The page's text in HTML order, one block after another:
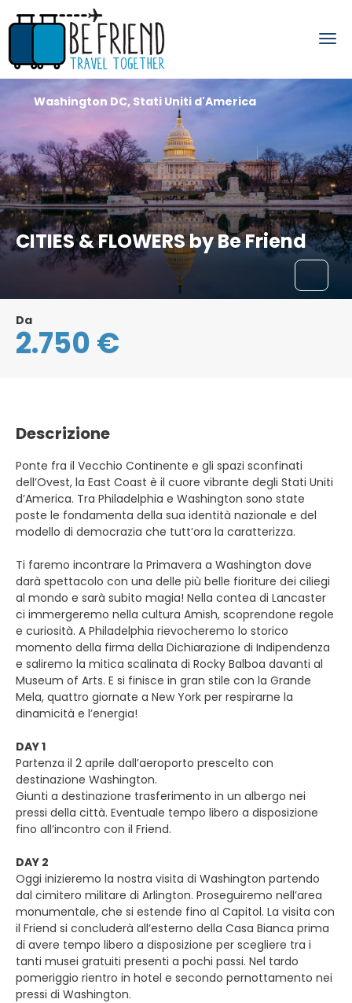
CITIES & FLOWERS by Be Friend
Washington DC, Stati Uniti d'America
Da
2.750 €
Descrizione
Ponte fra il Vecchio Continente e gli spazi sconfinati
dell’Ovest, la East Coast è il cuore vibrante degli Stati Uniti
d’America. Tra Philadelphia e Washington sono state
poste le fondamenta della sua identità nazionale e del
modello di democrazia che tutt’ora la caratterizza.
Ti faremo incontrare la Primavera a Washington dove
darà spettacolo con una delle più belle fioriture dei ciliegi
al mondo e sarà subito magia! Nella contea di Lancaster
ci immergeremo nella cultura Amish, scoprendone regole
e curiosità. A Philadelphia rievocheremo lo storico
momento della firma della Dichiarazione di Indipendenza
e saliremo la mitica scalinata di Rocky Balboa davanti al
Museum of Arts. E si finisce in gran stile con la Grande
Mela, quattro giornate a New York per respirarne la
dinamicità e l’energia!
DAY 1
Partenza il 2 aprile dall’aeroporto prescelto con
destinazione Washington.
Giunti a destinazione trasferimento in un albergo nei
pressi della città. Eventuale tempo libero a disposizione
fino all’incontro con il Friend.
DAY 2
Oggi inizieremo la nostra visita di Washington partendo
dal cimitero militare di Arlington. Proseguiremo nell’area
monumentale, che si estende fino al Capitol. La visita con
il Friend si concluderà all’esterno della Casa Bianca prima
di avere tempo libero a disposizione per scegliere tra i
tanti musei gratuiti presenti a pochi passi. Nel tardo
pomeriggio rientro in hotel e secondo pernottamento nei
pressi di Washington.